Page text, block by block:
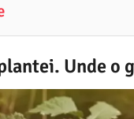
Unde o